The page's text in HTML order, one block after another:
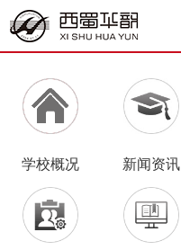
学校概况 新闻资讯